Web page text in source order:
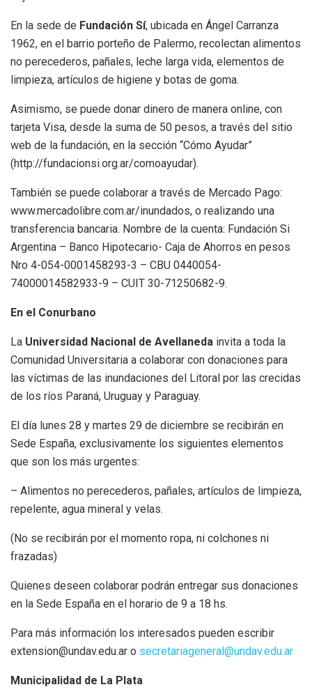
En la sede de Fundación Sí, ubicada en Ángel Carranza
1962, en el barrio porteño de Palermo, recolectan alimentos
no perecederos, pañales, leche larga vida, elementos de
limpieza, artículos de higiene y botas de goma.
Asimismo, se puede donar dinero de manera online, con
tarjeta Visa, desde la suma de 50 pesos, a través del sitio
web de la fundación, en la sección “Cómo Ayudar”
(http://fundacionsi.org.ar/comoayudar).
También se puede colaborar a través de Mercado Pago:
www.mercadolibre.com.ar/inundados, o realizando una
transferencia bancaria. Nombre de la cuenta: Fundación Si
Argentina – Banco Hipotecario- Caja de Ahorros en pesos
Nro 4-054-0001458293-3 – CBU 0440054-
74000014582933-9 – CUIT 30-71250682-9.
En el Conurbano
La Universidad Nacional de Avellaneda invita a toda la
Comunidad Universitaria a colaborar con donaciones para
las víctimas de las inundaciones del Litoral por las crecidas
de los ríos Paraná, Uruguay y Paraguay.
El día lunes 28 y martes 29 de diciembre se recibirán en
Sede España, exclusivamente los siguientes elementos
que son los más urgentes:
– Alimentos no perecederos, pañales, artículos de limpieza,
repelente, agua mineral y velas.
(No se recibirán por el momento ropa, ni colchones ni
frazadas)
Quienes deseen colaborar podrán entregar sus donaciones
en la Sede España en el horario de 9 a 18 hs.
Para más información los interesados pueden escribir
extension@undav.edu.ar o secretariageneral@undav.edu.ar
Municipalidad de La Plata